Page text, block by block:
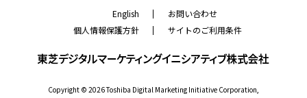
English
お問い合わせ
個人情報保護方針
サイトのご利用条件
Copyright © 2026Toshiba Digital Marketing Initiative Corporation,
提供、アクセス解析による当社ウェブサイトの改善のために、ク
ッキーなどのトラッキング技術（クッキー）を使用しています。
クッキーを利用して収集されたお客様の当社ウェブサイトのご利
解析サービスを提供するパートナーと共有されます。それらのパ
タ、またはお客様がそれらのパートナーが提供するサービスを利